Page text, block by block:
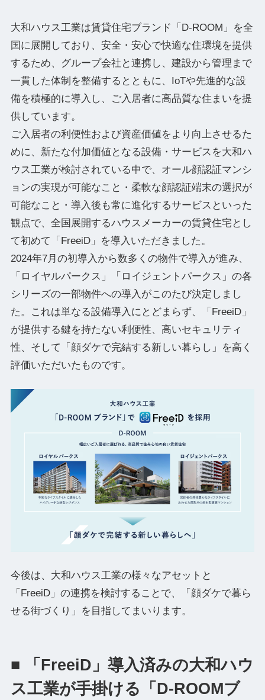
大和ハウス工業は賃貸住宅ブランド「D-ROOM」を全
国に展開しており、安全・安心で快適な住環境を提供
するため、グループ会社と連携し、建設から管理まで
一貫した体制を整備するとともに、IoTや先進的な設
備を積極的に導入し、ご入居者に高品質な住まいを提
供しています。
ご入居者の利便性および資産価値をより向上させるた
めに、新たな付加価値となる設備・サービスを大和ハ
ウス工業が検討されている中で、オール顔認証マンシ
ョンの実現が可能なこと・柔軟な顔認証端末の選択が
可能なこと・導入後も常に進化するサービスといった
観点で、全国展開するハウスメーカーの賃貸住宅とし
て初めて「FreeiD」を導入いただきました。
2024年7月の初導入から数多くの物件で導入が進み、
「ロイヤルパークス」「ロイジェントパークス」の各
シリーズの一部物件への導入がこのたび決定しまし
た。これは単なる設備導入にとどまらず、「FreeiD」
が提供する鍵を持たない利便性、高いセキュリティ
性、そして「顔ダケで完結する新しい暮らし」を高く
評価いただいたものです。
今後は、大和ハウス工業の様々なアセットと
「FreeiD」の連携を検討することで、「顔ダケで暮ら
せる街づくり」を目指してまいります。
■ 「FreeiD」導入済みの大和ハウ
ス工業が手掛ける「D-ROOMブ